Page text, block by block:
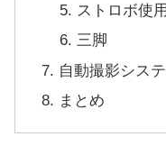
ストロボ使用
三脚
自動撮影シス
まとめ